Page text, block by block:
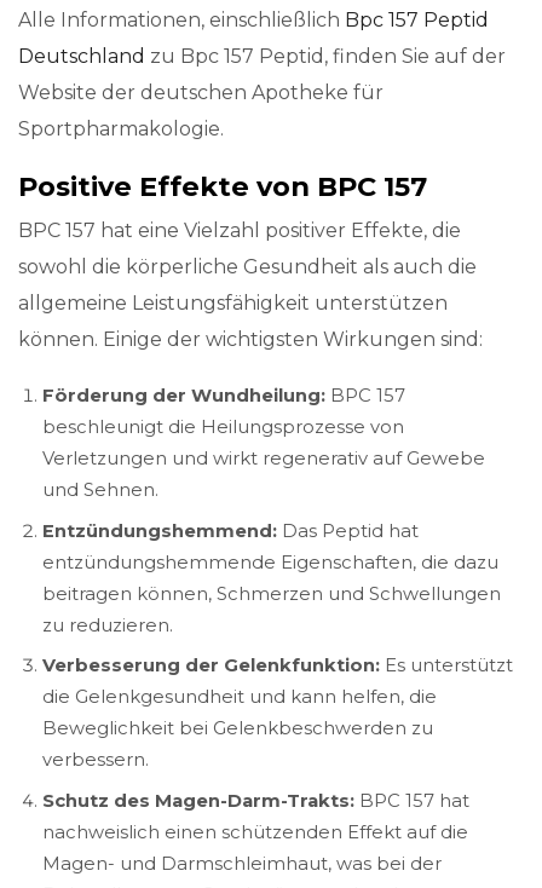
Alle Informationen, einschließlich Bpc 157 Peptid
Deutschland zu Bpc 157 Peptid, finden Sie auf der
Website der deutschen Apotheke für
Sportpharmakologie.
Positive Effekte von BPC 157
BPC 157 hat eine Vielzahl positiver Effekte, die
sowohl die körperliche Gesundheit als auch die
allgemeine Leistungsfähigkeit unterstützen
können. Einige der wichtigsten Wirkungen sind:
Förderung der Wundheilung: BPC 157
beschleunigt die Heilungsprozesse von
Verletzungen und wirkt regenerativ auf Gewebe
und Sehnen.
Entzündungshemmend: Das Peptid hat
entzündungshemmende Eigenschaften, die dazu
beitragen können, Schmerzen und Schwellungen
zu reduzieren.
Verbesserung der Gelenkfunktion: Es unterstützt
die Gelenkgesundheit und kann helfen, die
Beweglichkeit bei Gelenkbeschwerden zu
verbessern.
Schutz des Magen-Darm-Trakts: BPC 157 hat
nachweislich einen schützenden Effekt auf die
Magen- und Darmschleimhaut, was bei der